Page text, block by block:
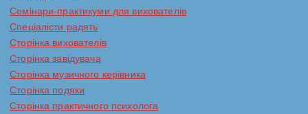
Семінари-практикуми для вихователів
Спеціалісти радять
Сторінка вихователів
Сторінка завідувача
Сторінка музичного керівника
Сторінка подяки
Сторінка практичного психолога